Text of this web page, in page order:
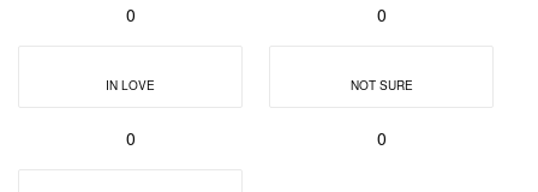
0 0
IN LOVE
0
NOT SURE
0